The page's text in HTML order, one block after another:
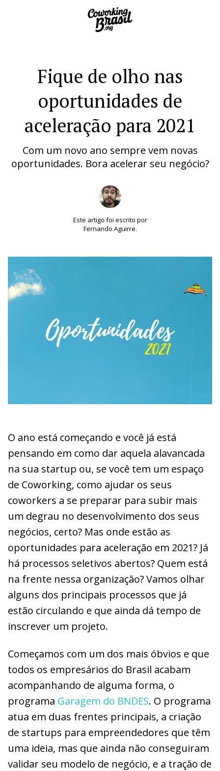
Fique de olho nas
oportunidades de
aceleração para 2021
Com um novo ano sempre vem novas
oportunidades. Bora acelerar seu negócio?
Este artigo foi escrito por
Fernando Aguirre.
O ano está começando e você já está
pensando em como dar aquela alavancada
na sua startup ou, se você tem um espaço
de Coworking, como ajudar os seus
coworkers a se preparar para subir mais
um degrau no desenvolvimento dos seus
negócios, certo? Mas onde estão as
oportunidades para aceleração em 2021? Já
há processos seletivos abertos? Quem está
na frente nessa organização? Vamos olhar
alguns dos principais processos que já
estão circulando e que ainda dá tempo de
inscrever um projeto.
Começamos com um dos mais óbvios e que
todos os empresários do Brasil acabam
acompanhando de alguma forma, o
programa Garagem do BNDES. O programa
atua em duas frentes principais, a criação
de startups para empreendedores que têm
uma ideia, mas que ainda não conseguiram
validar seu modelo de negócio, e a tração de